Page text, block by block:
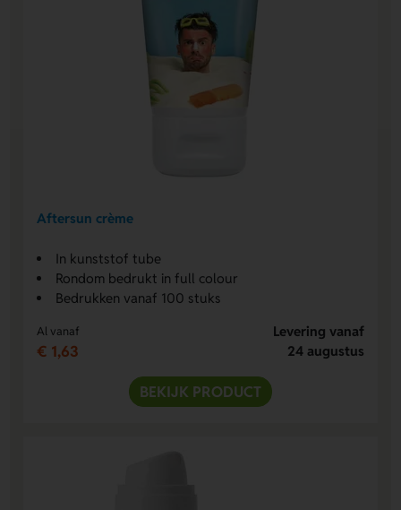
Aftersun crème
In kunststof tube
Rondom bedrukt in full colour
Bedrukken vanaf 100 stuks
Al vanaf
€ 1,63
Levering vanaf
24 augustus
BEKIJK PRODUCT